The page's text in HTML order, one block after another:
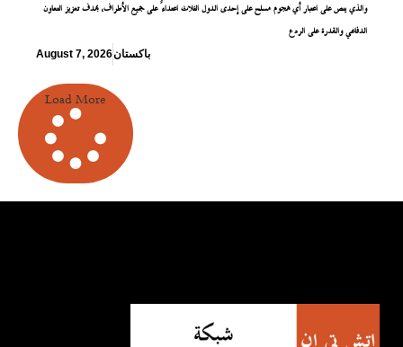
والذي ينص على اعتبار أي هجوم مسلح على إحدى الدول الثلاث اعتداءً على جميع الأطراف، بهدف تعزيز التعاون
الدفاعي والقدرة على الردع
August 7, 2026باكستان
Load More